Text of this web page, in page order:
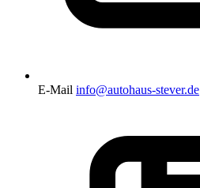
E-Mail info@autohaus-stever.de